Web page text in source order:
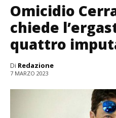
Omicidio
chiede
quattro
Di Redazione
7 MARZO 2023